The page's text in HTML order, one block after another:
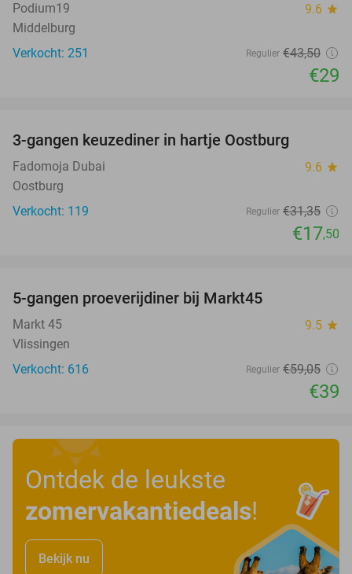
Podium19 9.6 star
Middelburg
Verkocht: 251
Regulier €43,50
€29
3-gangen keuzediner in hartje Oostburg
Fadomoja Dubai 9.6 star
Oostburg
Verkocht: 119
Regulier €31,35
€17,50
5-gangen proeverijdiner bij Markt45
Markt 45 9.5 star
Vlissingen
Verkocht: 616
Regulier €59,05
€39
Ontdek de leukste
zomervakantiedeals!
Bekijk nu